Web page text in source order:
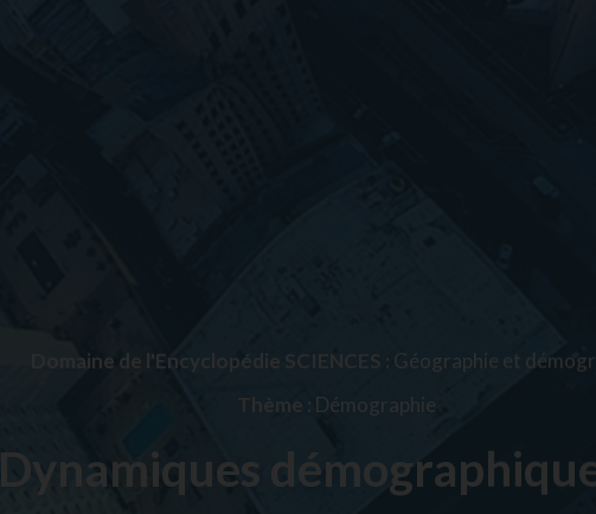
Domaine de l'Encyclopédie SCIENCES : Géographie et
Thème : Démographie
Dynamiques